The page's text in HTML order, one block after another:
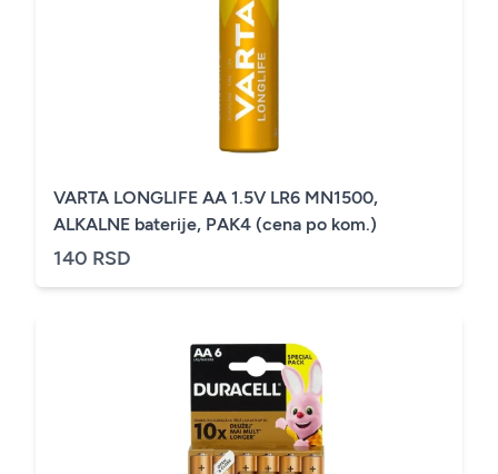
VARTA LONGLIFE AA 1.5V LR6 MN1500,
ALKALNE baterije, PAK4 (cena po kom.)
140 RSD